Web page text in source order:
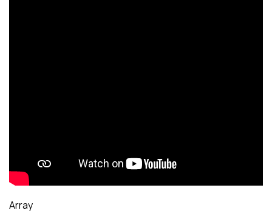
Array